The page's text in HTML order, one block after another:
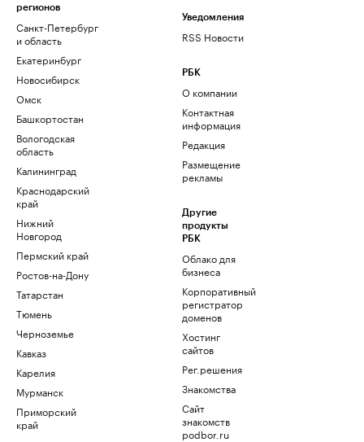
регионов
Санкт-Петербург
и область
Екатеринбург
Новосибирск
Омск
Башкортостан
Вологодская
область
Калининград
Краснодарский
край
Нижний
Новгород
Пермский край
Ростов-на-Дону
Татарстан
Тюмень
Черноземье
Кавказ
Карелия
Мурманск
Приморский
край
Уведомления
RSS Новости
РБК
О компании
Контактная
информация
Редакция
Размещение
рекламы
Другие
продукты
РБК
Облако для
бизнеса
Корпоративный
регистратор
доменов
Хостинг
сайтов
Рег.решения
Знакомства
Сайт
знакомств
podbor.ru